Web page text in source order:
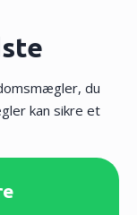
du
kan sikre et